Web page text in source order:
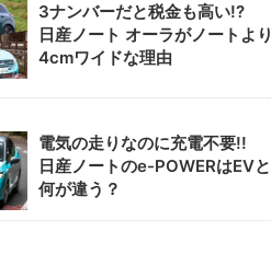
3ナンバーだと税金も高い!?
日産ノート オーラがノートより
4cmワイドな理由
電気の走りなのに充電不要!!
日産ノートのe-POWERはEVと
何が違う？